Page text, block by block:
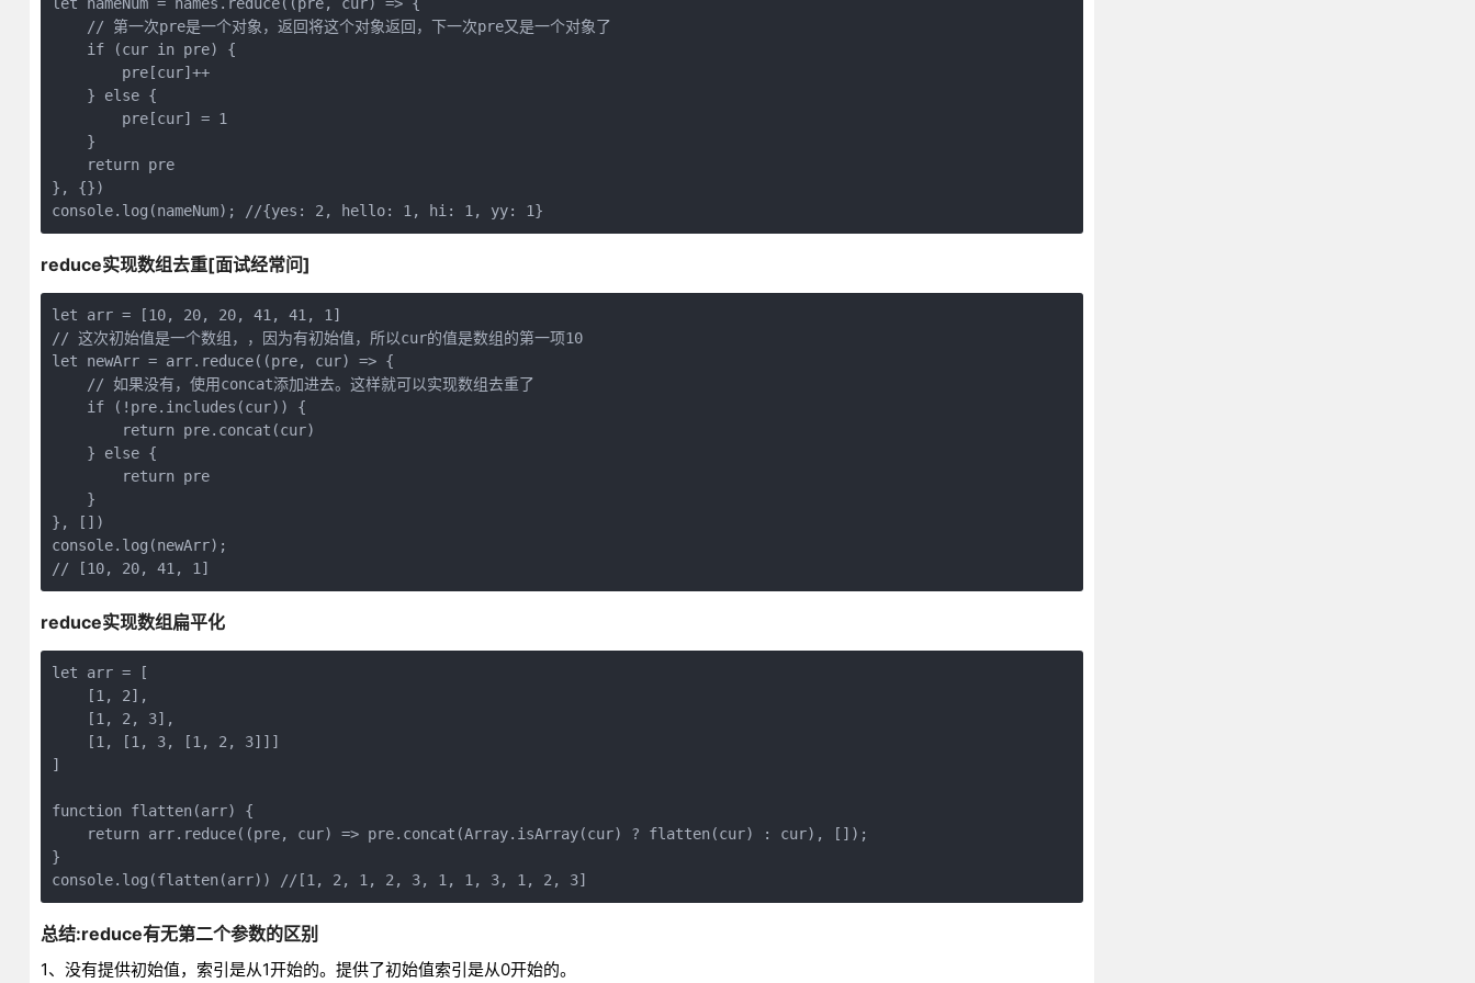
    // 第一次pre是一个对象，返回将这个对象返回，下一次pre又是一个对象了
    if (cur in pre) {
        pre[cur]++
    } else {
        pre[cur] = 1
    }
    return pre
}, {})
reduce实现数组去重[面试经常问]
let arr = [10, 20, 20, 41, 41, 1]
// 这次初始值是一个数组，，因为有初始值，所以cur的值是数组的第一项10
let newArr = arr.reduce((pre, cur) => {
    // 如果没有，使用concat添加进去。这样就可以实现数组去重了
    if (!pre.includes(cur)) {
        return pre.concat(cur)
    } else {
        return pre
    }
}, [])
console.log(newArr);
reduce实现数组扁平化
let arr = [
    [1, 2],
    [1, 2, 3],
    [1, [1, 3, [1, 2, 3]]]
]
function flatten(arr) {
    return arr.reduce((pre, cur) => pre.concat(Array.isArray(cur) ? flatten(cur) : cur), []);
}
总结:reduce有无第二个参数的区别
1、没有提供初始值，索引是从1开始的。提供了初始值索引是从0开始的。